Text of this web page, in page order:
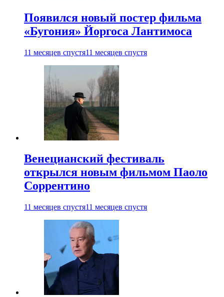
Появился новый постер фильма
«Бугония» Йоргоса Лантимоса
11 месяцев спустя11 месяцев спустя
Венецианский фестиваль
открылся новым фильмом Паоло
Соррентино
11 месяцев спустя11 месяцев спустя